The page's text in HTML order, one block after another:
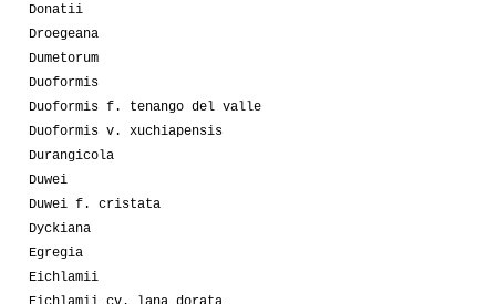
Donatii
Droegeana
Dumetorum
Duoformis
Duoformis f. tenango del valle
Duoformis v. xuchiapensis
Durangicola
Duwei
Duwei f. cristata
Dyckiana
Egregia
Eichlamii